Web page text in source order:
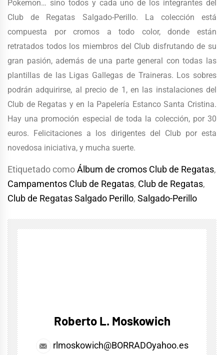
Pokemon… sino todos y cada uno de los integrantes del
Club de Regatas Salgado-Perillo. La colección está
compuesta por cromos a todo color, donde están
retratados todos los miembros del Club disfrutando de su
gran pasión, además de una parte general con todas las
plantillas de las Ligas Gallegas de Traineras. Los sobres
podrán adquirirse, al precio de 1, en las instalaciones del
Club de Regatas y en la Papelería Estanco Santa Cristina.
Hay una promoción especial de toda la colección, por 30
euros. Felicitaciones a los dirigentes del Club por esta
novedosa iniciativa, y mucha suerte.
Etiquetado comoÁlbum de cromos Club de Regatas,
Campamentos Club de Regatas, Club de Regatas,
Club de Regatas Salgado Perillo, Salgado-Perillo
Roberto L. Moskowich
rlmoskowich@BORRADOyahoo.es